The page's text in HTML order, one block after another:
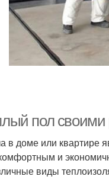
пол
в доме или квартире
и
виды